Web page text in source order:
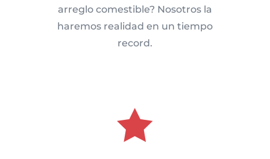
arreglo comestible? Nosotros la
haremos realidad en un tiempo
record.
